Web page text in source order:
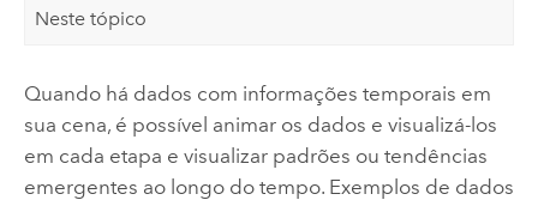
Neste tópico
Quando há dados com informações temporais em
sua cena, é possível animar os dados e visualizá-los
em cada etapa e visualizar padrões ou tendências
emergentes ao longo do tempo. Exemplos de dados